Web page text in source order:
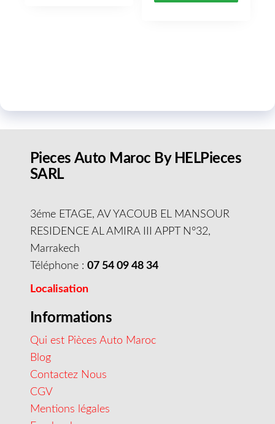
Pieces Auto Maroc By HELPieces
SARL
3éme ETAGE, AV YACOUB EL MANSOUR
RESIDENCE AL AMIRA III APPT N°32,
Marrakech
Téléphone : 07 54 09 48 34
Localisation
Informations
Qui est Pièces Auto Maroc
Blog
Contactez Nous
CGV
Mentions légales